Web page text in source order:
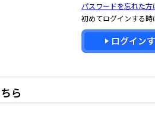
パスワードを忘れた方
初めてログインする時
ら